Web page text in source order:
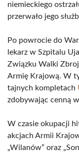
niemieckiego
przerwało jego
Po powrocie do
lekarz w Szpitalu
Związku Walki
Armię Krajową. W
tajnych kompletach
zdobywając cenną
W czasie okupacji
akcjach Armii
„Wilanów” oraz